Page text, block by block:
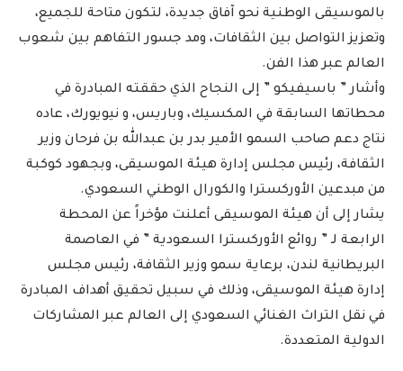
بالموسيقى الوطنية نحو آفاق جديدة، لتكون متاحة للجميع،
وتعزيز التواصل بين الثقافات، ومد جسور التفاهم بين شعوب
العالم عبر هذا الفن.
وأشار ” باسيفيكو ” إلى النجاح الذي حققته المبادرة في
محطاتها السابقة في المكسيك، وباريس، و نيويورك، عاده
نتاج دعم صاحب السمو الأمير بدر بن عبدالله بن فرحان وزير
الثقافة، رئيس مجلس إدارة هيئة الموسيقى، وبجهود كوكبة
من مبدعين الأوركسترا والكورال الوطني السعودي.
يشار إلى أن هيئة الموسيقى أعلنت مؤخراً عن المحطة
الرابعة لـ ” روائع الأوركسترا السعودية ” في العاصمة
البريطانية لندن، برعاية سمو وزير الثقافة، رئيس مجلس
إدارة هيئة الموسيقى، وذلك في سبيل تحقيق أهداف المبادرة
في نقل التراث الغنائي السعودي إلى العالم عبر المشاركات
الدولية المتعددة.